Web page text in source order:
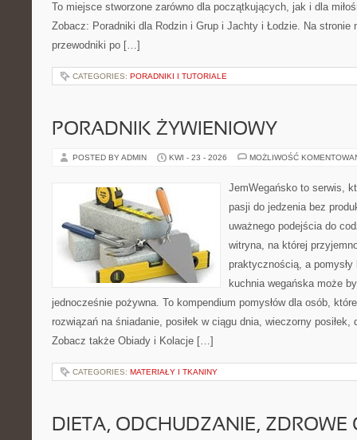
To miejsce stworzone zarówno dla początkujących, jak i dla
Zobacz: Poradniki dla Rodzin i Grup i Jachty i Łodzie. Na stronie
przewodniki po […]
CATEGORIES: PORADNIKI I TUTORIALE
PORADNIK ŻYWIENIOWY
POSTED BY ADMIN KWI - 23 - 2026 MOŻLIWOŚĆ
JemWegańsko to serwis,
pasji do jedzenia bez
uważnego podejścia do
witryna, na której
praktycznością, a
kuchnia wegańska może
jednocześnie pożywna. To kompendium pomysłów dla osób,
rozwiązań na śniadanie, posiłek w ciągu dnia, wieczorny posiłek,
Zobacz także Obiady i Kolacje […]
CATEGORIES: MATERIAŁY I TKANINY
DIETA, ODCHUDZANIE, ZDROWE